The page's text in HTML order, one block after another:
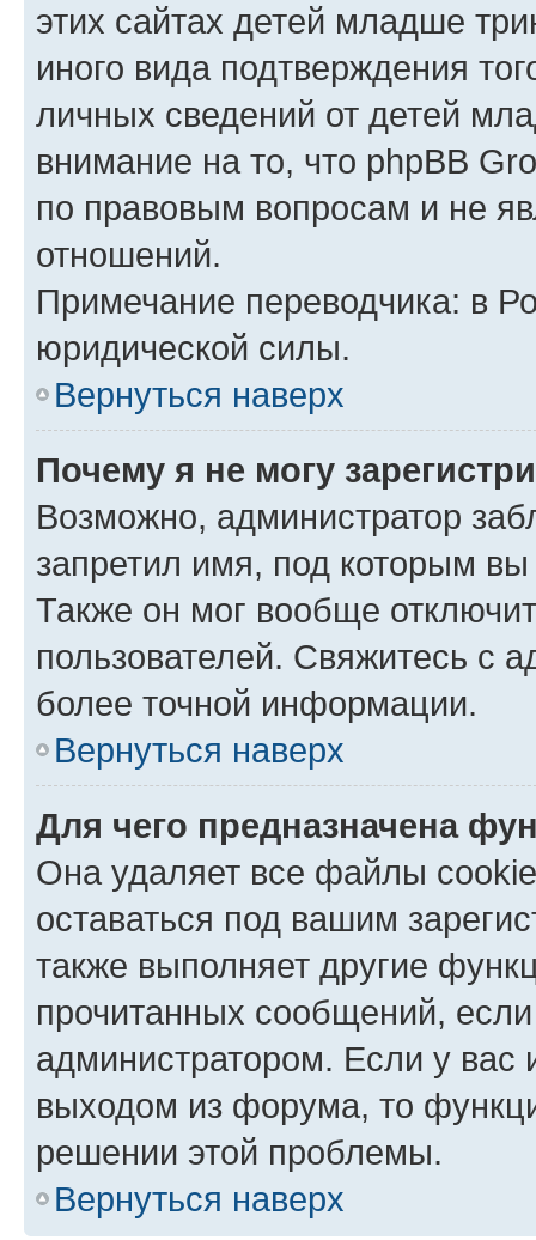
этих сайтах детей младше
иного вида подтверждения
личных сведений от детей
внимание на то, что phpBB
по правовым вопросам и не
отношений.
Примечание переводчика: в
юридической силы.
Вернуться наверх
Почему я не могу
Возможно, администратор
запретил имя, под которым вы
Также он мог вообще
пользователей. Свяжитесь с
более точной информации.
Вернуться наверх
Для чего предназначена
Она удаляет все файлы
оставаться под вашим
также выполняет другие
прочитанных сообщений,
администратором. Если у
выходом из форума, то
решении этой проблемы.
Вернуться наверх